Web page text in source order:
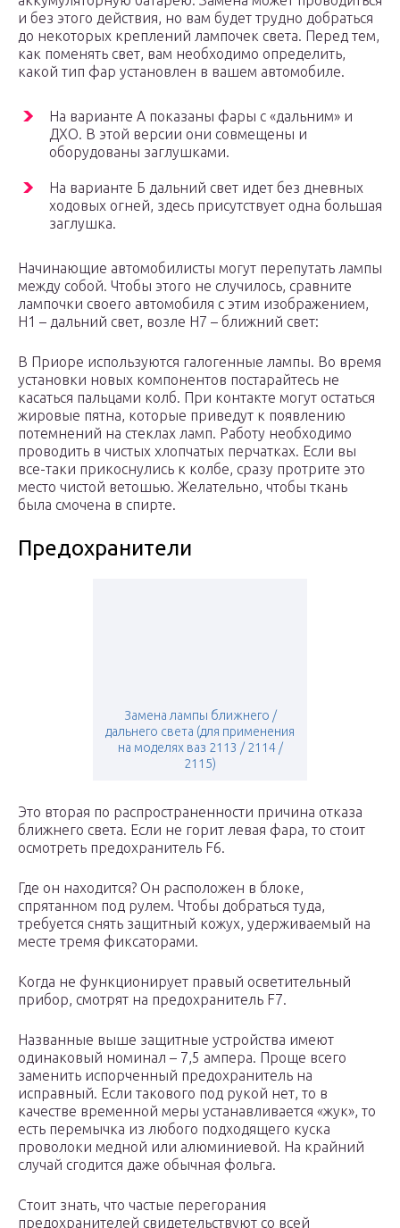
и без этого действия, но вам будет трудно добраться
до некоторых креплений лампочек света. Перед тем,
как поменять свет, вам необходимо определить,
какой тип фар установлен в вашем автомобиле.
На варианте А показаны фары с «дальним» и
ДХО. В этой версии они совмещены и
оборудованы заглушками.
На варианте Б дальний свет идет без дневных
ходовых огней, здесь присутствует одна большая
заглушка.
Начинающие автомобилисты могут перепутать лампы
между собой. Чтобы этого не случилось, сравните
лампочки своего автомобиля с этим изображением,
H1 – дальний свет, возле H7 – ближний свет:
В Приоре используются галогенные лампы. Во время
установки новых компонентов постарайтесь не
касаться пальцами колб. При контакте могут остаться
жировые пятна, которые приведут к появлению
потемнений на стеклах ламп. Работу необходимо
проводить в чистых хлопчатых перчатках. Если вы
все-таки прикоснулись к колбе, сразу протрите это
место чистой ветошью. Желательно, чтобы ткань
была смочена в спирте.
Предохранители
Замена лампы ближнего /
дальнего света (для применения
на моделях ваз 2113 / 2114 /
2115)
Это вторая по распространенности причина отказа
ближнего света. Если не горит левая фара, то стоит
осмотреть предохранитель F6.
Где он находится? Он расположен в блоке,
спрятанном под рулем. Чтобы добраться туда,
требуется снять защитный кожух, удерживаемый на
месте тремя фиксаторами.
Когда не функционирует правый осветительный
прибор, смотрят на предохранитель F7.
Названные выше защитные устройства имеют
одинаковый номинал – 7,5 ампера. Проще всего
заменить испорченный предохранитель на
исправный. Если такового под рукой нет, то в
качестве временной меры устанавливается «жук», то
есть перемычка из любого подходящего куска
проволоки медной или алюминиевой. На крайний
случай сгодится даже обычная фольга.
Стоит знать, что частые перегорания
предохранителей свидетельствуют со всей